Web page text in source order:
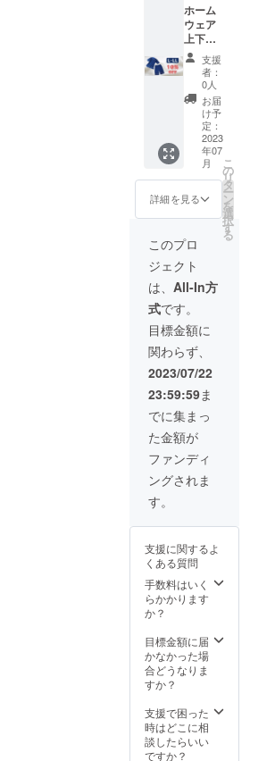
ホーム
ウェア
上下
セッ
ト L-
LLサイ
ズ×１
セット
通常価
格
16,500
円の
10%OF
F
支援
者：
0人
お届
け予
定：
2023
年07
月
詳細を見る
こ
の
リ
タ
ー
ン
を
選
択
す
る
このプロ
ジェクト
は、 All-In方
式です。
目標金額に
関わらず、
2023/07/22
23:59:59ま
でに集まっ
た金額が
ファンディ
ングされま
す。
支援に関するよ
くある質問
手数料はいく
らかかります
か？
目標金額に届
かなかった場
合どうなりま
すか？
支援で困った
時はどこに相
談したらいい
ですか？